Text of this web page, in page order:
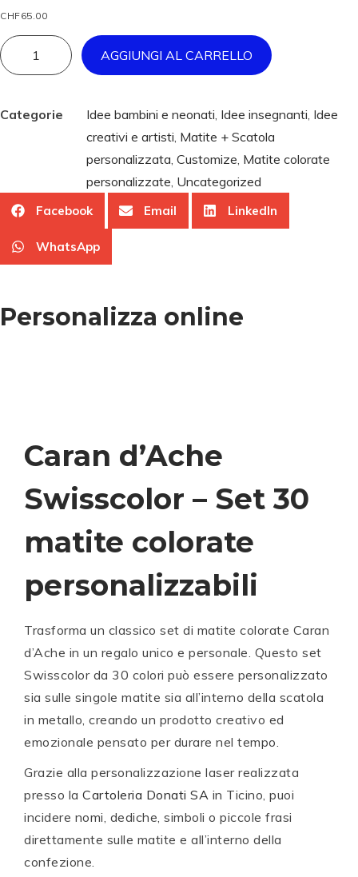
CHF65.00
AGGIUNGI AL CARRELLO
Categorie Idee bambini e neonati, Idee insegnanti, Idee
creativi e artisti, Matite + Scatola
personalizzata, Customize, Matite colorate
personalizzate, Uncategorized
Facebook Email LinkedIn
WhatsApp
Personalizza online
Caran d’Ache
Swisscolor – Set 30
matite colorate
personalizzabili
Trasforma un classico set di matite colorate Caran
d’Ache in un regalo unico e personale. Questo set
Swisscolor da 30 colori può essere personalizzato
sia sulle singole matite sia all’interno della scatola
in metallo, creando un prodotto creativo ed
emozionale pensato per durare nel tempo.
Grazie alla personalizzazione laser realizzata
presso la Cartoleria Donati SA in Ticino, puoi
incidere nomi, dediche, simboli o piccole frasi
direttamente sulle matite e all’interno della
confezione.